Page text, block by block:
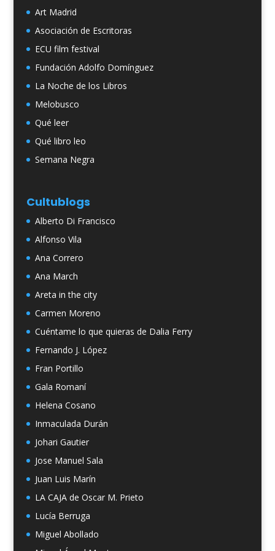
Art Madrid
Asociación de Escritoras
ECU film festival
Fundación Adolfo Domínguez
La Noche de los Libros
Melobusco
Qué leer
Qué libro leo
Semana Negra
Cultublogs
Alberto Di Francisco
Alfonso Vila
Ana Correro
Ana March
Areta in the city
Carmen Moreno
Cuéntame lo que quieras de Dalia Ferry
Fernando J. López
Fran Portillo
Gala Romaní
Helena Cosano
Inmaculada Durán
Johari Gautier
Jose Manuel Sala
Juan Luis Marín
LA CAJA de Oscar M. Prieto
Lucía Berruga
Miguel Abollado